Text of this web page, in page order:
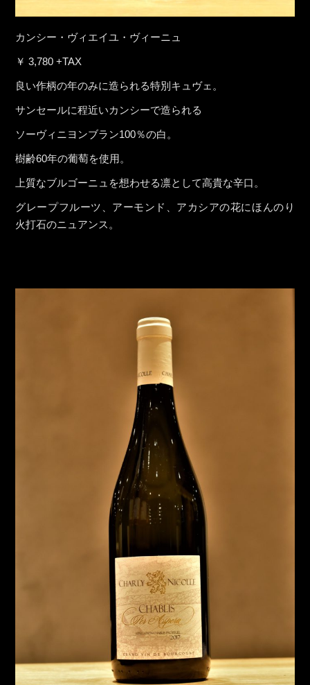
カンシー・ヴィエイユ・ヴィーニュ
￥ 3,780 +TAX
良い作柄の年のみに造られる特別キュヴェ。
サンセールに程近いカンシーで造られる
ソーヴィニヨンブラン100％の白。
樹齢60年の葡萄を使用。
上質なブルゴーニュを想わせる凛として高貴な辛口。
グレープフルーツ、アーモンド、アカシアの花にほんのり
火打石のニュアンス。